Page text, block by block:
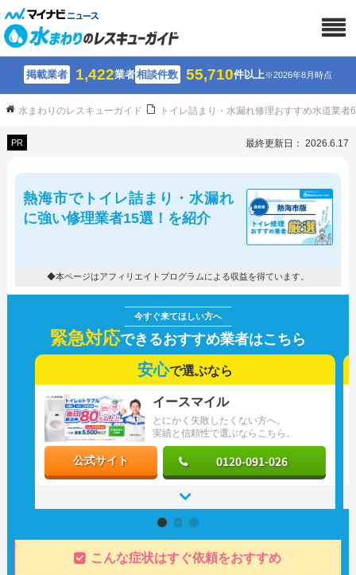
掲載業者 1,422業者相談件数 55,710件以上※2026年8月時点
水まわりのレスキューガイド トイレ詰まり・水漏れ修理おすすめ水道業
PR 最終更新日： 2026.6.17
熱海市でトイレ詰まり・水漏れ
に強い修理業者15選！を紹介
◆本ページはアフィリエイトプログラムによる収益を得ています。
緊急対応できるおすすめ業者はこちら
安心で選ぶなら
とにかく失敗したくない方へ。
実績と信頼性で選ぶならこちら。
イースマイル
公式サイト 0120-091-026
こんな症状はすぐ依頼をおすすめ